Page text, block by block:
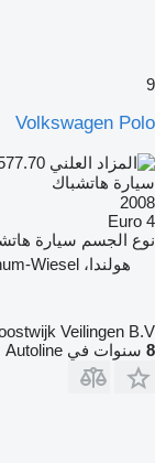
9
Volkswagen Polo
سيارة هاتشباك
2008
Euro 4
نوع الجسم سيارة
هولندا، Wenum-Wiesel
Veilingen B.V.
8 سنوات في Autoline